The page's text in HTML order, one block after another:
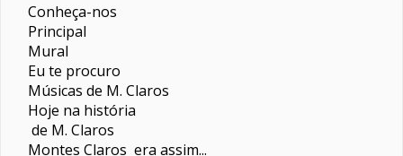
Conheça-nos
Principal
Mural
Eu te procuro
Músicas de M. Claros
Hoje na história
de M. Claros
Montes Claros era assim...